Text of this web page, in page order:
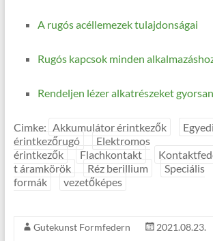
A rugós acéllemezek tulajdonságai
Rugós kapcsok minden
Rendeljen lézer alkatrészeket
Cimke: Akkumulátor érintkezők
Egyedi
érintkezőrugó
Elektromos
érintkezők
Flachkontakt
t áramkörök
Réz berillium
Speciális
formák
vezetőképes
Gutekunst Formfedern
2021.08.23.